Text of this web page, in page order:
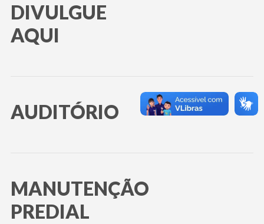
DIVULGUE
AQUI
AUDITÓRIO
MANUTENÇÃO
PREDIAL